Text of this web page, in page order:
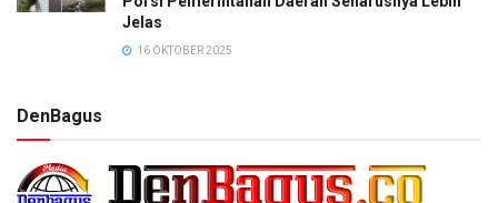
Jelas
16 OKTOBER 2025
DenBagus